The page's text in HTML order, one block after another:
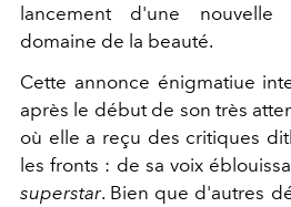
lancement d'une
domaine de la beauté.
Cette annonce énigmatiue
après le début de son très
où elle a reçu des critiques
les fronts : de sa voix
superstar. Bien que d'autres